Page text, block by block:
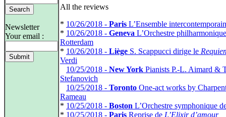
Newsletter
Your email :
All the reviews
* 10/26/2018 - Paris L’Ensemble intercontemporain
* 10/26/2018 - Geneva L’Orchestre
Rotterdam
* 10/26/2018 - Liège S. Scappucci dirige le
Verdi
10/25/2018 - New York Pianists P.-L. Aimard &
Stefanovich
10/25/2018 - Toronto One-act works by
Rameau
* 10/25/2018 - Boston L’Orchestre symphonique
* 10/25/2018 - Paris Reprise de L’Elixir d’amour